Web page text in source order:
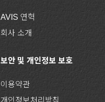
AVIS 연혁
회사 소개
보안 및 개인정보 보호
이용약관